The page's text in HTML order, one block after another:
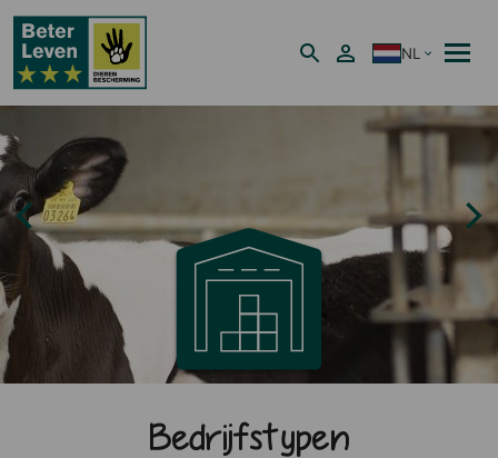
NL
Bedrijfstypen